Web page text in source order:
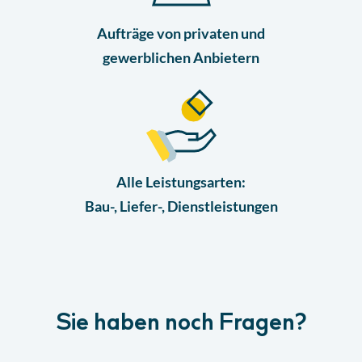
► 3:18 Min
Lektion 6
Abgabe von Angeboten
Lektion
Lektion 7
Finales Quiz
Aufträge von privaten und
gewerblichen Anbietern
Alle Leistungsarten:
Bau-, Liefer-, Dienstleistungen
Sie haben noch Fragen?